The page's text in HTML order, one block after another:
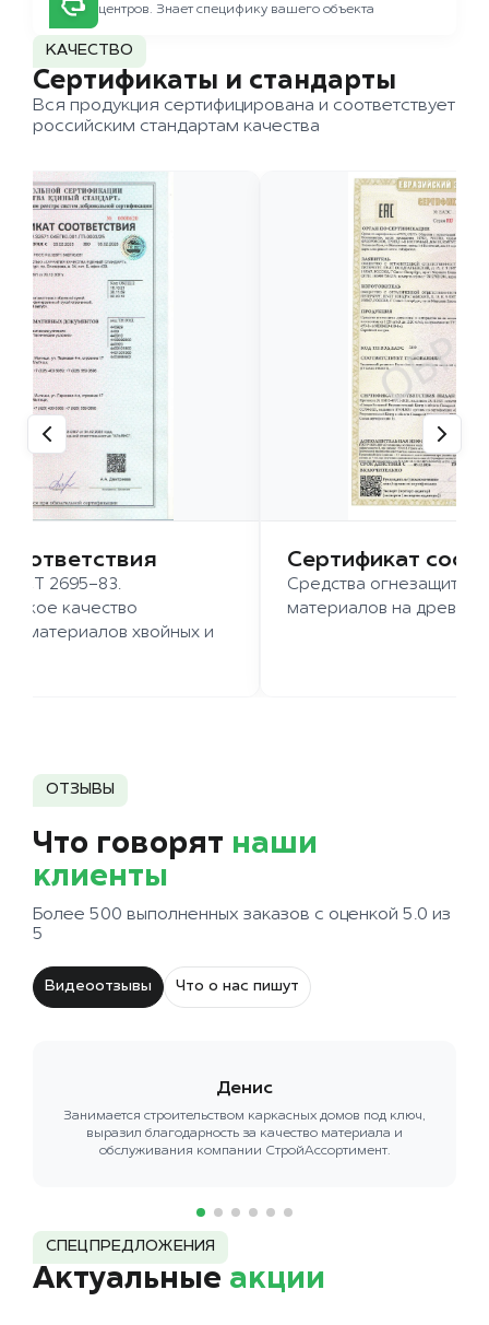
центров. Знает специфику вашего объекта
КАЧЕСТВО
Сертификаты и стандарты
Вся продукция сертифицирована и соответствует
российским стандартам качества
2695-83.
качество
хвойных и
Сертификат
Средства огнезащиты
материалов на
ОТЗЫВЫ
Что говорят наши
клиенты
Более 500 выполненных заказов с оценкой 5.0 из
5
Видеоотзывы Что о нас пишут
Денис
Занимается строительством каркасных домов под ключ,
выразил благодарность за качество материала и
обслуживания компании СтройАссортимент.
СПЕЦПРЕДЛОЖЕНИЯ
Актуальные акции